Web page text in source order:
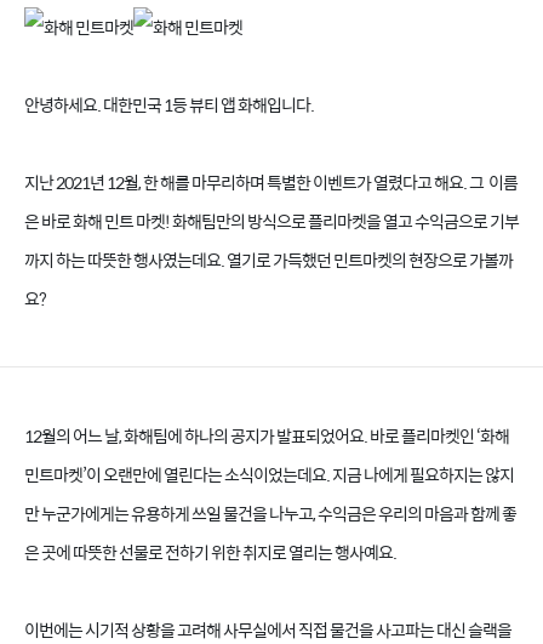
안녕하세요. 대한민국 1등 뷰티 앱 화해입니다.
지난 2021년 12월, 한 해를 마무리하며 특별한 이벤트가 열렸다고 해요. 그 이름
은 바로 화해 민트 마켓! 화해팀만의 방식으로 플리마켓을 열고 수익금으로 기부
까지 하는 따뜻한 행사였는데요. 열기로 가득했던 민트마켓의 현장으로 가볼까
요?
12월의 어느 날, 화해팀에 하나의 공지가 발표되었어요. 바로 플리마켓인 ‘화해
민트마켓’이 오랜만에 열린다는 소식이었는데요. 지금 나에게 필요하지는 않지
만 누군가에게는 유용하게 쓰일 물건을 나누고, 수익금은 우리의 마음과 함께 좋
은 곳에 따뜻한 선물로 전하기 위한 취지로 열리는 행사예요.
이번에는 시기적 상황을 고려해 사무실에서 직접 물건을 사고파는 대신 슬랙을